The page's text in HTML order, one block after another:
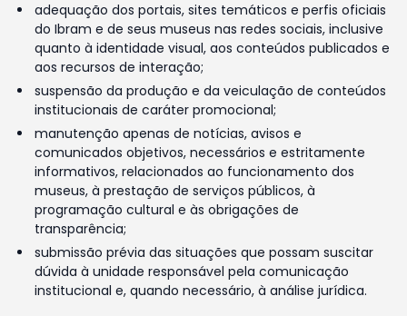
adequação dos portais, sites temáticos e perfis oficiais
do Ibram e de seus museus nas redes sociais, inclusive
quanto à identidade visual, aos conteúdos publicados e
aos recursos de interação;
suspensão da produção e da veiculação de conteúdos
institucionais de caráter promocional;
manutenção apenas de notícias, avisos e
comunicados objetivos, necessários e estritamente
informativos, relacionados ao funcionamento dos
museus, à prestação de serviços públicos, à
programação cultural e às obrigações de
transparência;
submissão prévia das situações que possam suscitar
dúvida à unidade responsável pela comunicação
institucional e, quando necessário, à análise jurídica.